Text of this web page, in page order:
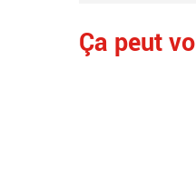
Ça peut